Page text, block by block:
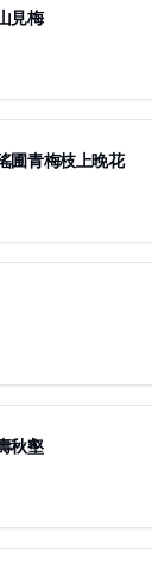
見梅
圃青梅枝上晚花
秋壑